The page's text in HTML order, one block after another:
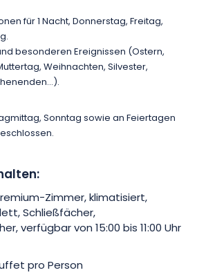
und Entspannungs-Escape im
Europe Haguenau!
für 1 Nacht, Donnerstag, Freitag,
besonderen Ereignissen (Ostern,
Weihnachten, Silvester,
Sonntag sowie an Feiertagen
Zimmer, klimatisiert,
Schließfächer,
verfügbar von 15:00 bis 11:00 Uhr
pro Person